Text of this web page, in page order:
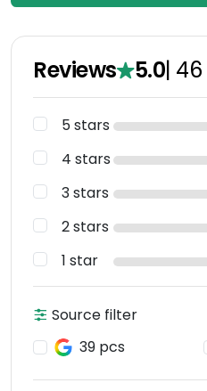
Reviews 5.0| 46
5 stars
4 stars
3 stars
2 stars
1 star
Source filter
39 pcs